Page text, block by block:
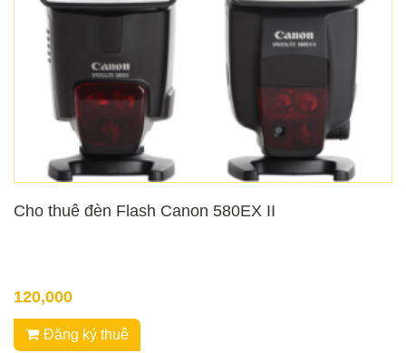
Cho thuê đèn Flash Canon 580EX II
120,000
Đăng ký thuê